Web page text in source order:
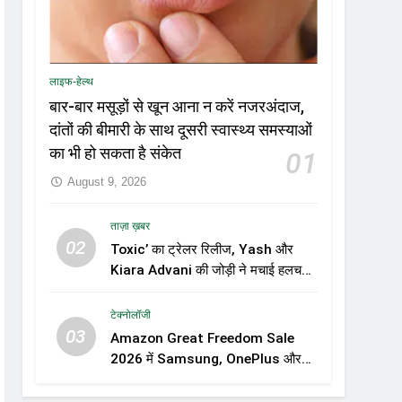
लाइफ-हेल्थ
बार-बार मसूड़ों से खून आना न करें नजरअंदाज,
दांतों की बीमारी के साथ दूसरी स्वास्थ्य समस्याओं
का भी हो सकता है संकेत
01
August 9, 2026
02
ताज़ा ख़बर
Toxic’ का ट्रेलर रिलीज, Yash और
Kiara Advani की जोड़ी ने मचाई हलचल,
03
टेक्नोलॉजी
Amazon Great Freedom Sale
2026 में Samsung, OnePlus और